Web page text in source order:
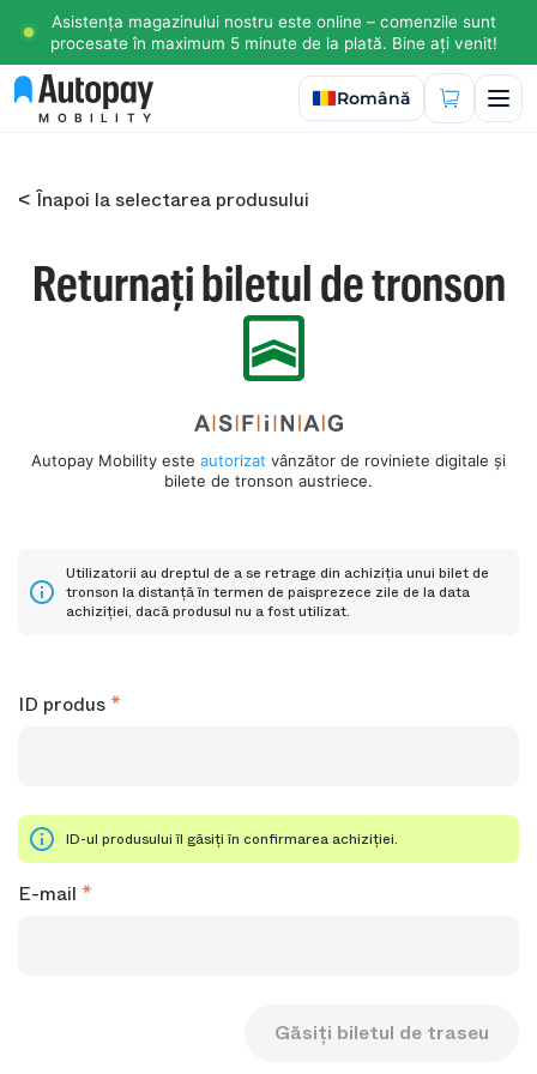
Asistența magazinului nostru este online – comenzile sunt
procesate în maximum 5 minute de la plată. Bine ați venit!
MOBILITY
Selectați limba
Română
< Înapoi la selectarea produsului
Returnați biletul de tronson
Autopay Mobility este autorizat vânzător de roviniete digitale și
bilete de tronson austriece.
Utilizatorii au dreptul de a se retrage din achiziția unui bilet de
tronson la distanță în termen de paisprezece zile de la data
achiziției, dacă produsul nu a fost utilizat.
ID produs
ID-ul produsului îl găsiți în confirmarea achiziției.
E-mail
Găsiți biletul de traseu